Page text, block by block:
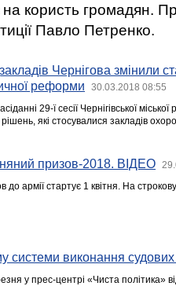
на користь громадян.
Павло Петренко.
Чернігова змінили
реформи
30.03.2018 08:55
29-ї сесії Чернігівської
які стосувалися закладів
призов-2018. ВІДЕО
до армії стартує 1 квітня. На
системи виконання
у прес-центрі «Чиста політика»